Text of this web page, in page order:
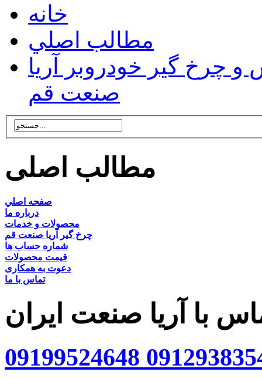
خانه
مطالب اصلي
گیر خودروبر آریا
صنعت قم
مطالب اصلی
صفحه اصلي
درباره ما
محصولات و خدمات
چرخ گیر آریا صنعت قم
شماره حساب ها
قیمت محصولات
دعوت به همکاری
تماس با ما
با آریا صنعت ایران
09199524648